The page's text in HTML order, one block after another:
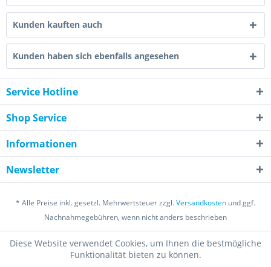
Kunden kauften auch
Kunden haben sich ebenfalls angesehen
Service Hotline
Shop Service
Informationen
Newsletter
* Alle Preise inkl. gesetzl. Mehrwertsteuer zzgl.Versandkosten und ggf.
Nachnahmegebühren, wenn nicht anders beschrieben
Diese Website verwendet Cookies, um Ihnen die bestmögliche
Funktionalität bieten zu können.